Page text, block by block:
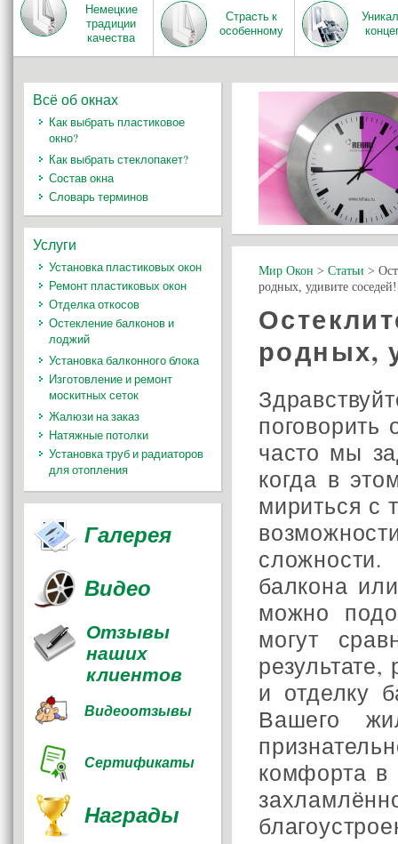
Немецкие
традиции
качества
Страсть к
особенному
Мир Окон > Статьи >
родных, удивите соседей!
родных,
часто мы
когда в
мириться с
балкона
можно
могут
и отделку
Вашего
комфорта в
Всё об окнах
Как выбрать пластиковое
окно?
Как выбрать стеклопакет?
Состав окна
Словарь терминов
Услуги
Установка пластиковых окон
Ремонт пластиковых окон
Отделка откосов
Остекление балконов и
лоджий
Установка балконного блока
Изготовление и ремонт
москитных сеток
Жалюзи на заказ
Натяжные потолки
Установка труб и радиаторов
для отопления
Галерея
Видео
Отзывы
наших
клиентов
Видеоотзывы
Сертификаты
Награды